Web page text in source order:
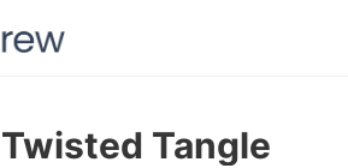
Twisted Tangle